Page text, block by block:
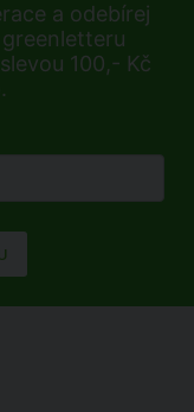
a odebírej
100,- Kč